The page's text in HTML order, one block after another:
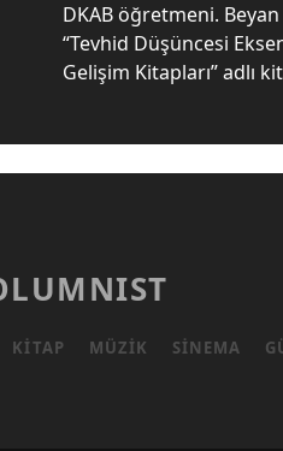
DKAB öğretmeni. Beyan
“Tevhid Düşüncesi
Gelişim Kitapları” adlı
KITAP MÜZIK SINEMA